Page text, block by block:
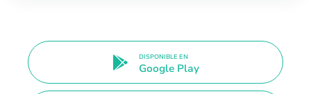
DISPONIBLE EN
Google Play